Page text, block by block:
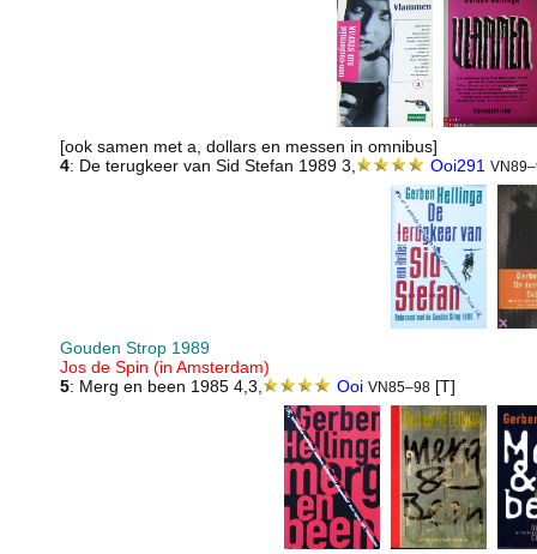
[ook samen met a, dollars en messen in omnibus]
4: De terugkeer van Sid Stefan 1989 3, Ooi291
Gouden Strop 1989
Jos de Spin (in Amsterdam)
5: Merg en been 1985 4,3, Ooi VN85–98[T]